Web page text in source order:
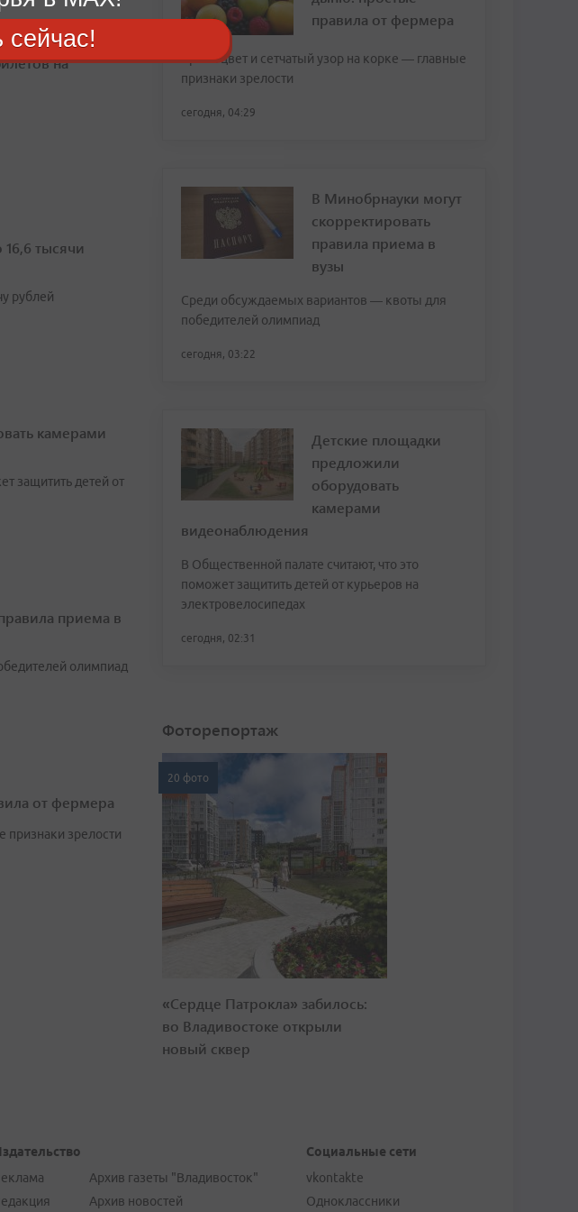
на
тысячи
рублей
камерами
защитить детей от
приема в
олимпиад
от фермера
признаки зрелости
правила от фермера
Яркий цвет и сетчатый узор на корке — главные
признаки зрелости
сегодня, 04:29
В Минобрнауки могут
скорректировать
правила приема в
вузы
Среди обсуждаемых вариантов — квоты для
победителей олимпиад
сегодня, 03:22
Детские площадки
предложили
оборудовать
камерами
видеонаблюдения
В Общественной палате считают, что это
поможет защитить детей от курьеров на
электровелосипедах
сегодня, 02:31
Фоторепортаж
20 фото
«Сердце Патрокла» забилось:
во Владивостоке открыли
новый сквер
Архив газеты "Владивосток"
Архив новостей
Социальные сети
vkontakte
Одноклассники